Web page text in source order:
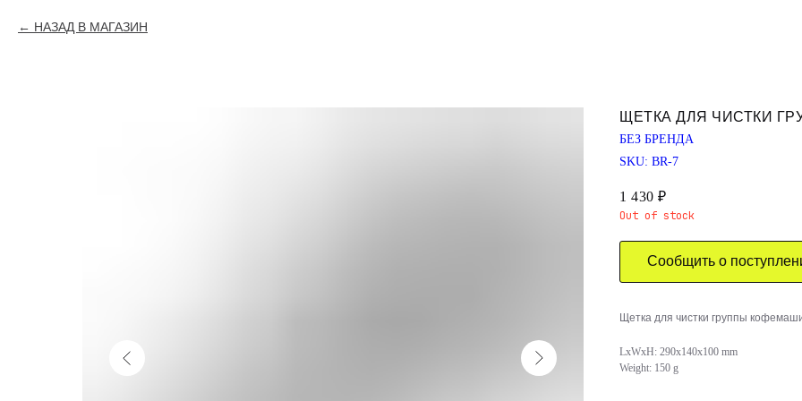
НАЗАД В МАГАЗИН
ЩЕТКА ДЛЯ ЧИСТКИ
БЕЗ БРЕНДА
SKU: BR-7
1 430 ₽
Out of stock
Сообщить о
Щетка для чистки группы
LxWxH: 290x140x100 mm
Weight: 150 g